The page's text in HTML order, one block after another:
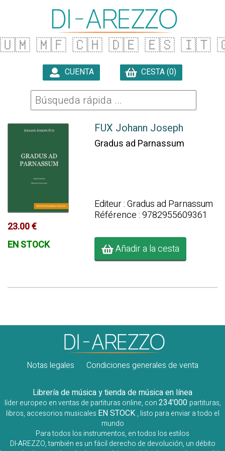
🇺🇲 🇲🇫 🇨🇭 🇩🇪 🇪🇸 🇮🇹
CUENTA CESTA (0)
23.00 €
EN STOCK
FUX Johann Joseph
Gradus ad Parnassum
Editeur : Gradus ad Parnassum
Référence : 9782955609361
Añadir a la cesta
Notas legales Condiciones generales de venta
Librería de música y tienda de música en línea
líder europeo en ventas de partituras online, con234'000 partituras,
libros, accesorios musicales EN STOCK , listo para enviar a todo el
mundo
Para todos los instrumentos, en todos los estilos
DI-AREZZO, también es un fácil derecho de devolución, un débito